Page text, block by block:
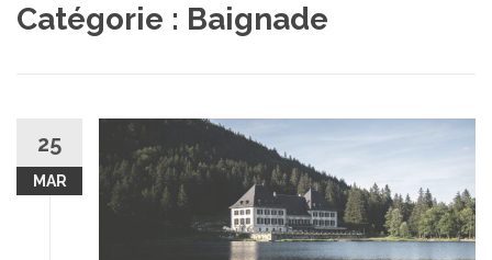
Catégorie : Baignade
25
MAR